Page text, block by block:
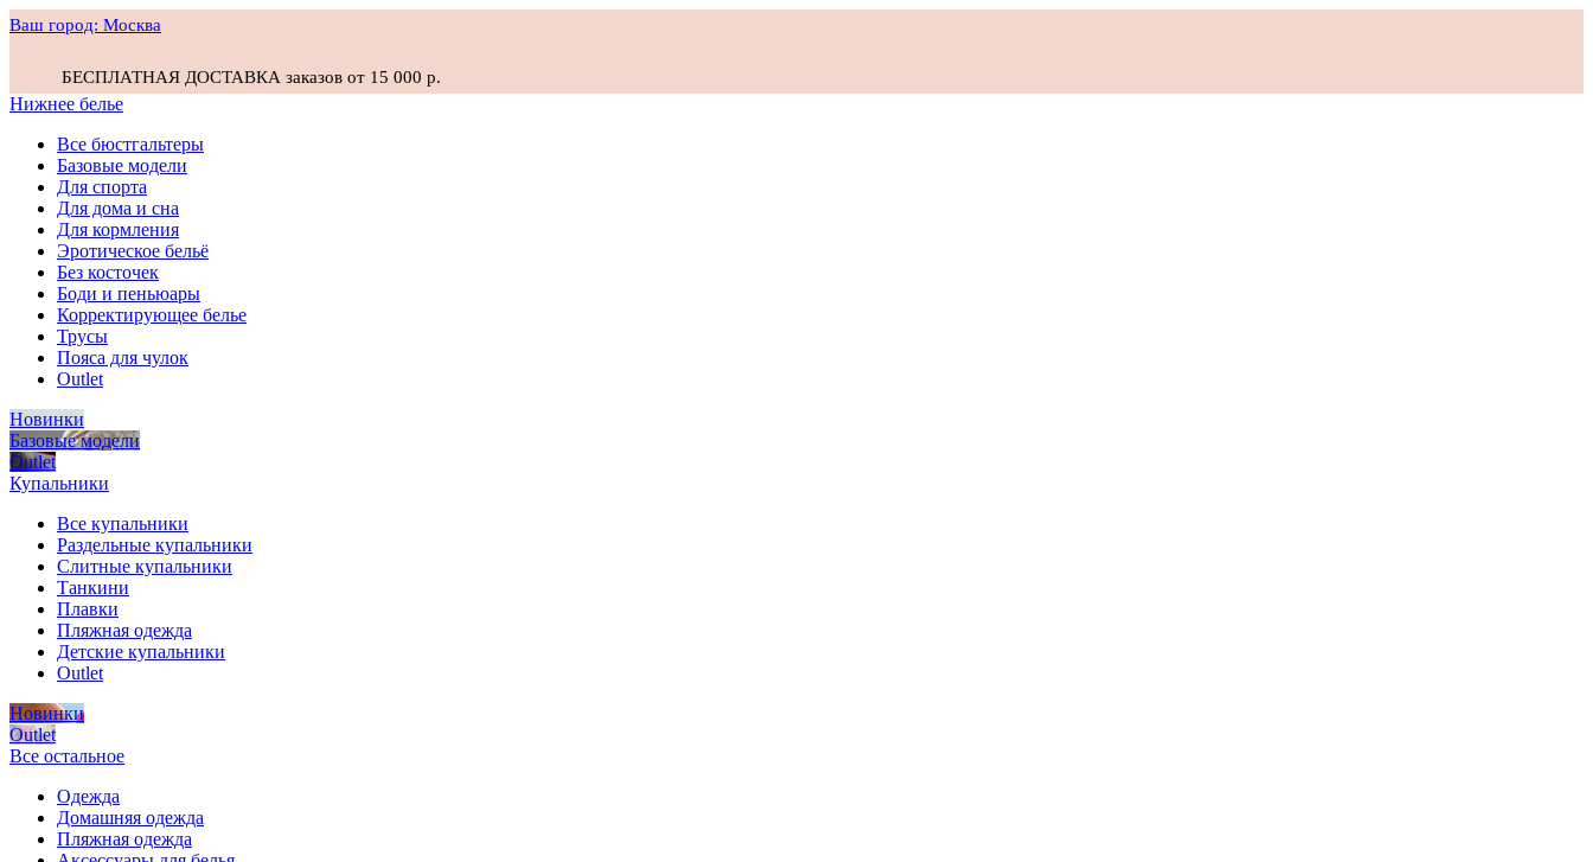
Ваш город: Москва
БЕСПЛАТНАЯ ДОСТАВКА заказов от 15 000 р.
Нижнее белье
Все бюстгальтеры
Базовые модели
Для спорта
Для дома и сна
Для кормления
Эротическое бельё
Без косточек
Боди и пеньюары
Корректирующее белье
Трусы
Пояса для чулок
Outlet
Новинки
Базовые модели
Outlet
Купальники
Все купальники
Раздельные купальники
Слитные купальники
Танкини
Плавки
Пляжная одежда
Детские купальники
Outlet
Новинки
Outlet
Все остальное
Одежда
Домашняя одежда
Пляжная одежда